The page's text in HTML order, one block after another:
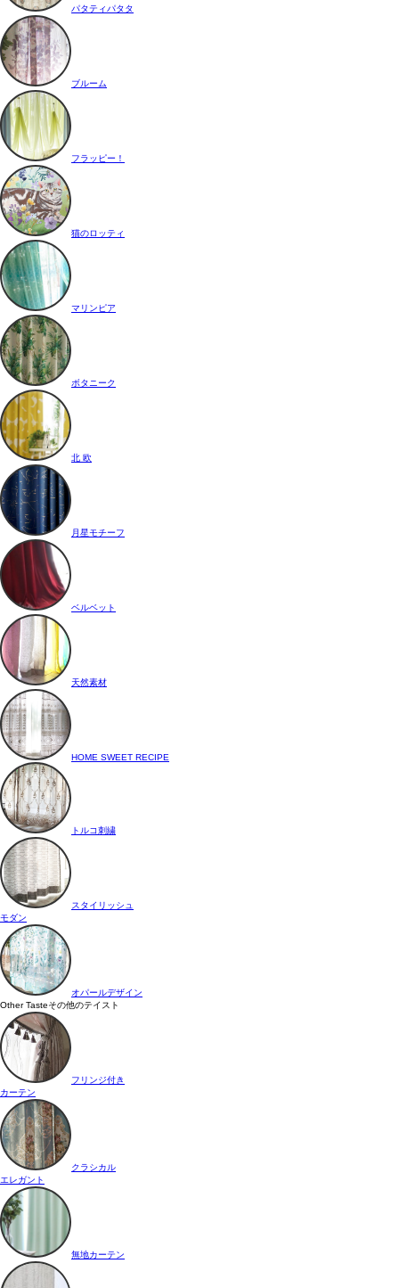
パタティパタタ
ブルーム
フラッピー！
猫のロッティ
マリンピア
ボタニーク
北 欧
月星モチーフ
ベルベット
天然素材
HOME SWEET RECIPE
トルコ刺繍
スタイリッシュ
モダン
オパールデザイン
Other Tasteその他のテイスト
フリンジ付き
カーテン
クラシカル
エレガント
無地カーテン